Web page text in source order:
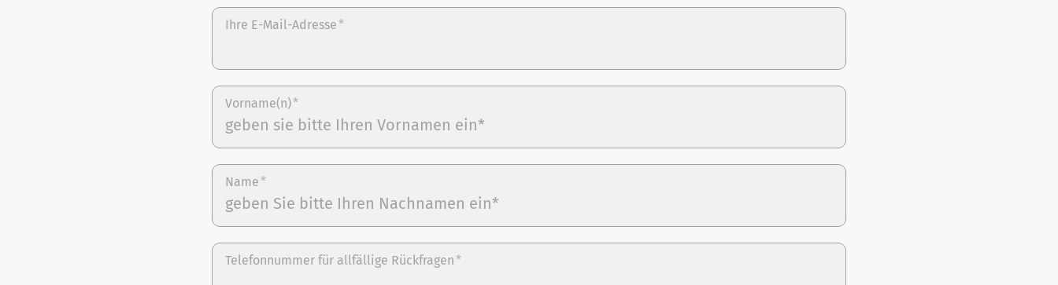
Ihre E-Mail-Adresse*
Vorname(n)*
Name*
Telefonnummer für allfällige Rückfragen*